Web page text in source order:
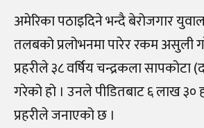
अमेरिका पठाइदिने भन्दै बेरोजगार
तलबको प्रलोभनमा पारेर रकम असुली
प्रहरीले ३८ वर्षिय चन्द्रकला सापकोटा
गरेको हो । उनले पीडितबाट ६ लाख ३०
प्रहरीले जनाएको छ ।